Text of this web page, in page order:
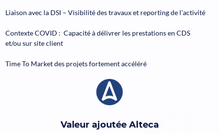
Liaison avec la DSI – Visibilité des travaux et reporting de l’activité​
Contexte COVID : Capacité à délivrer les prestations en CDS
et/ou sur site client​
Time To Market des projets fortement accéléré
Valeur ajoutée Alteca